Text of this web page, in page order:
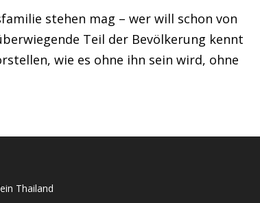
stehen mag – wer will schon von
Teil der Bevölkerung kennt
wie es ohne ihn sein wird, ohne
Thailand